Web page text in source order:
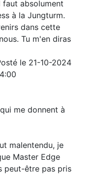
faut absolument
à la Jungturm.
dans cette
Tu m'en diras
le 21-10-2024
me donnent à
malentendu, je
Master Edge
peut-être pas pris